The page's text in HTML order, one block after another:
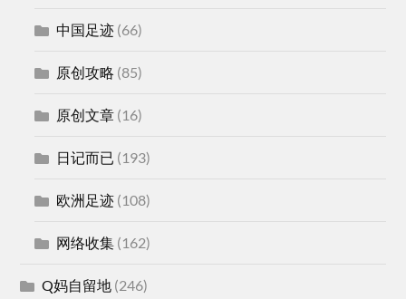
中国足迹 (66)
原创攻略 (85)
原创文章 (16)
日记而已 (193)
欧洲足迹 (108)
网络收集 (162)
Q妈自留地 (246)